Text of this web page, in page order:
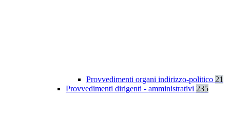
Provvedimenti organi indirizzo-politico 21
Provvedimenti dirigenti - amministrativi 235